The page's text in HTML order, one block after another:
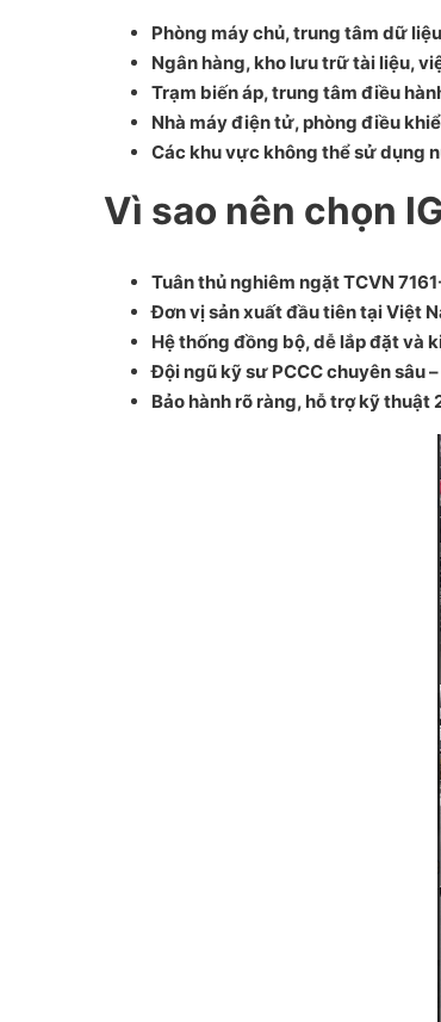
Phòng máy chủ, trung tâm dữ
Ngân hàng, kho lưu trữ tài liệu,
Trạm biến áp, trung tâm điều
Nhà máy điện tử, phòng điều
Các khu vực không thể sử dụng
Vì sao nên chọn
Tuân thủ nghiêm ngặt TCVN
Đơn vị sản xuất đầu tiên tại Việt
Hệ thống đồng bộ, dễ lắp đặt và
Đội ngũ kỹ sư PCCC chuyên sâu
Bảo hành rõ ràng, hỗ trợ kỹ thuật